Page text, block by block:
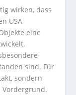
wirken, dass
USA
eine
sind. Für
sondern
Vordergrund.